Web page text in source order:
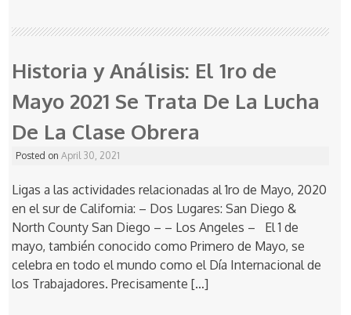
Historia y Análisis: El 1ro de
Mayo 2021 Se Trata De La Lucha
De La Clase Obrera
Posted onApril 30, 2021
Ligas a las actividades relacionadas al 1ro de Mayo, 2020
en el sur de California: – Dos Lugares: San Diego &
North County San Diego – – Los Angeles – El 1 de
mayo, también conocido como Primero de Mayo, se
celebra en todo el mundo como el Día Internacional de
los Trabajadores. Precisamente […]